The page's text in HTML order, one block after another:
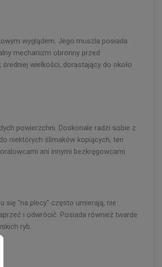
wyglądem. Jego muszla posiada
mechanizm obronny przed
wielkości, dorastający do około
powierzchni. Doskonale radzi sobie z
niektórych ślimaków kopiących, ten
ani innymi bezkręgowcami.
się "na plecy" często umierają, nie
i odwrócić. Posiada również twarde
ryb.